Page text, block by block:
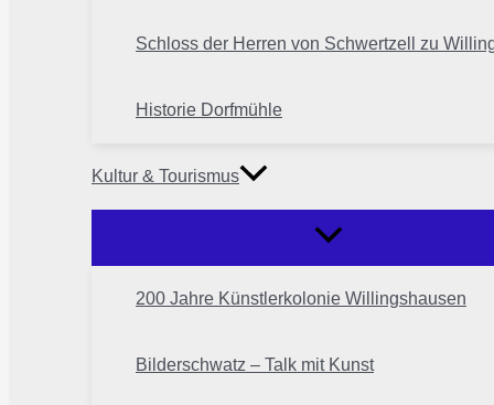
Schloss der Herren von Schwertzell zu
Historie Dorfmühle
Kultur & Tourismus
200 Jahre Künstlerkolonie Willingshausen
Bilderschwatz – Talk mit Kunst